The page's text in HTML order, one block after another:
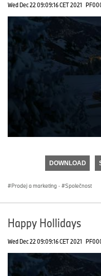
Wed Dec 22 09:09:16 CET 2021
DOWNLOAD
Prodej a marketing · Společnost
Happy Hollidays
Wed Dec 22 09:09:16 CET 2021